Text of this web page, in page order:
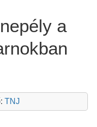
a
TNJ